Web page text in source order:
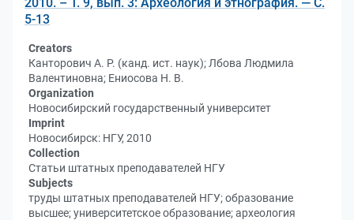
5-13
Creators
Канторович А. Р. (канд. ист. наук); Лбова Людмила
Валентиновна; Ениосова Н. В.
Organization
Новосибирский государственный университет
Imprint
Новосибирск: НГУ, 2010
Collection
Статьи штатных преподавателей НГУ
Subjects
труды штатных преподавателей НГУ; образование
высшее; университетское образование; археология